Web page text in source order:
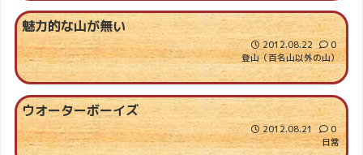
魅力的な山が無い
2012.08.22
0
登山（百名山以外の山）
ウオーターボーイズ
2012.08.21
0
日常